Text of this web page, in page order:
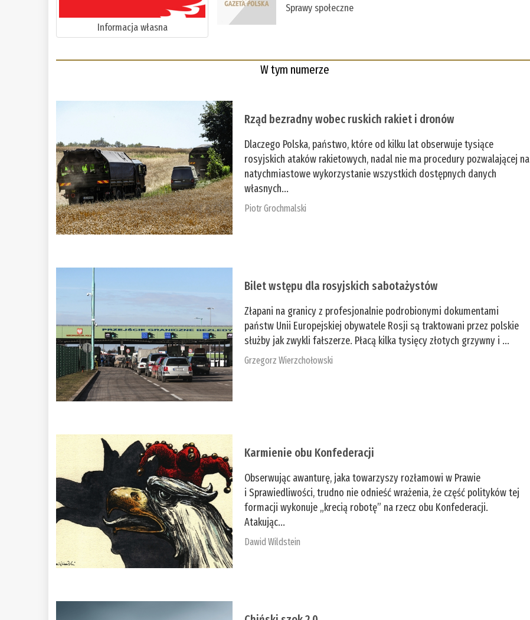
Informacja własna
Sprawy społeczne
W tym numerze
Rząd bezradny wobec ruskich rakiet i dronów
Dlaczego Polska, państwo, które od kilku lat obserwuje tysiące
rosyjskich ataków rakietowych, nadal nie ma procedury pozwalającej na
natychmiastowe wykorzystanie wszystkich dostępnych danych
własnych...
Piotr Grochmalski
Bilet wstępu dla rosyjskich sabotażystów
Złapani na granicy z profesjonalnie podrobionymi dokumentami
państw Unii Europejskiej obywatele Rosji są traktowani przez polskie
służby jak zwykli fałszerze. Płacą kilka tysięcy złotych grzywny i ...
Grzegorz Wierzchołowski
Karmienie obu Konfederacji
Obserwując awanturę, jaka towarzyszy rozłamowi w Prawie
i Sprawiedliwości, trudno nie odnieść wrażenia, że część polityków tej
formacji wykonuje „krecią robotę” na rzecz obu Konfederacji.
Atakując...
Dawid Wildstein